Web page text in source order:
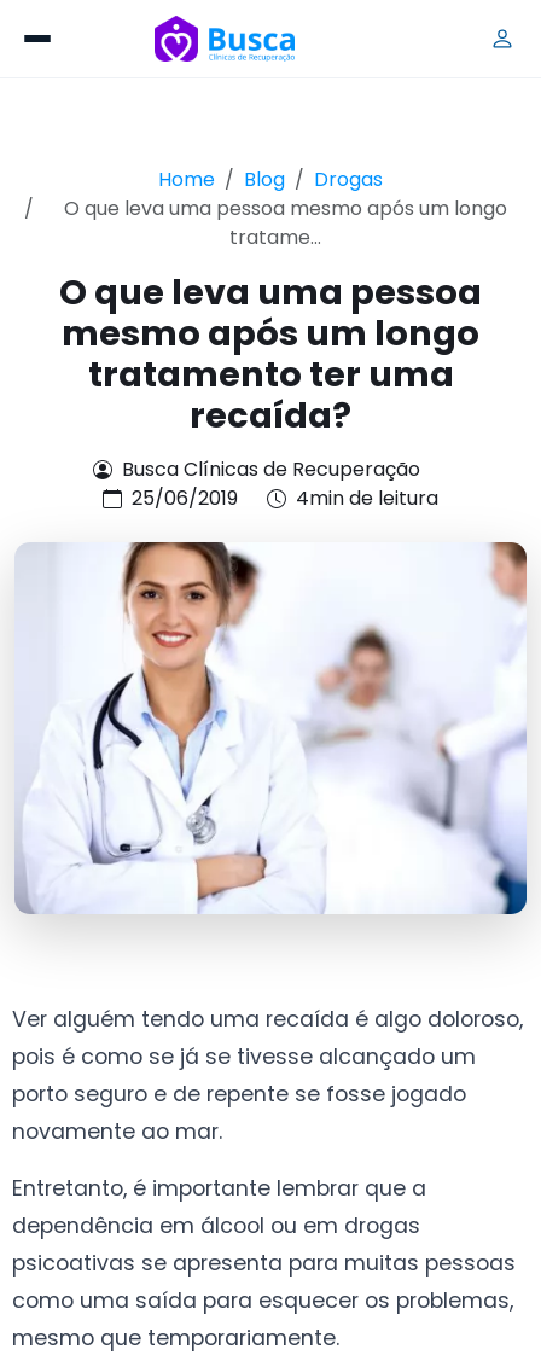
Home Blog
Drogas
O que leva uma pessoa mesmo após um longo
tratame...
O que leva uma pessoa
mesmo após um longo
tratamento ter uma
recaída?
Busca Clínicas de Recuperação
25/06/2019
4min de leitura
Ver alguém tendo uma recaída é algo doloroso,
pois é como se já se tivesse alcançado um
porto seguro e de repente se fosse jogado
novamente ao mar.
Entretanto, é importante lembrar que a
dependência em álcool ou em drogas
psicoativas se apresenta para muitas pessoas
como uma saída para esquecer os problemas,
mesmo que temporariamente.